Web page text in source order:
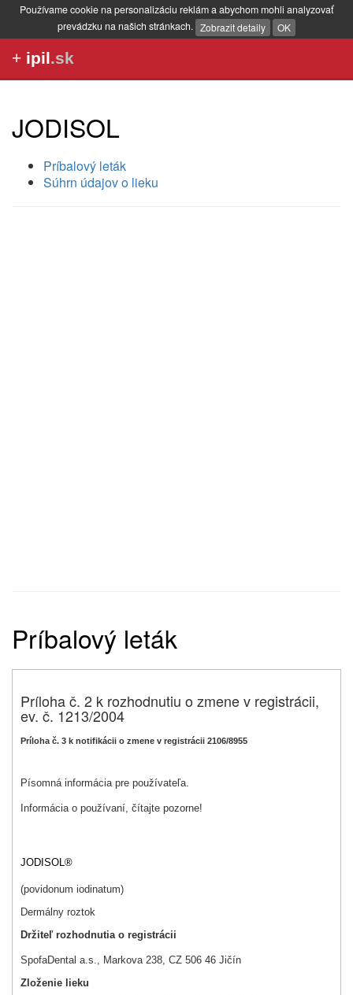
Používame cookie na personalizáciu reklám a abychom mohli analyzovať
prevádzku na našich stránkach. Zobrazit detaily OK
+ ipil.sk
JODISOL
Príbalový leták
Súhrn údajov o lieku
Príbalový leták
Príloha č. 2 k rozhodnutiu o zmene v registrácii,
ev. č. 1213/2004
Príloha č. 3 k notifikácii o zmene v registrácii 2106/8955
Písomná informácia pre používateľa.
Informácia o používaní, čítajte pozorne!
JODISOL®
(povidonum iodinatum)
Dermálny roztok
Držiteľ rozhodnutia o registrácii
SpofaDental a.s., Markova 238, CZ 506 46 Jičín
Zloženie lieku